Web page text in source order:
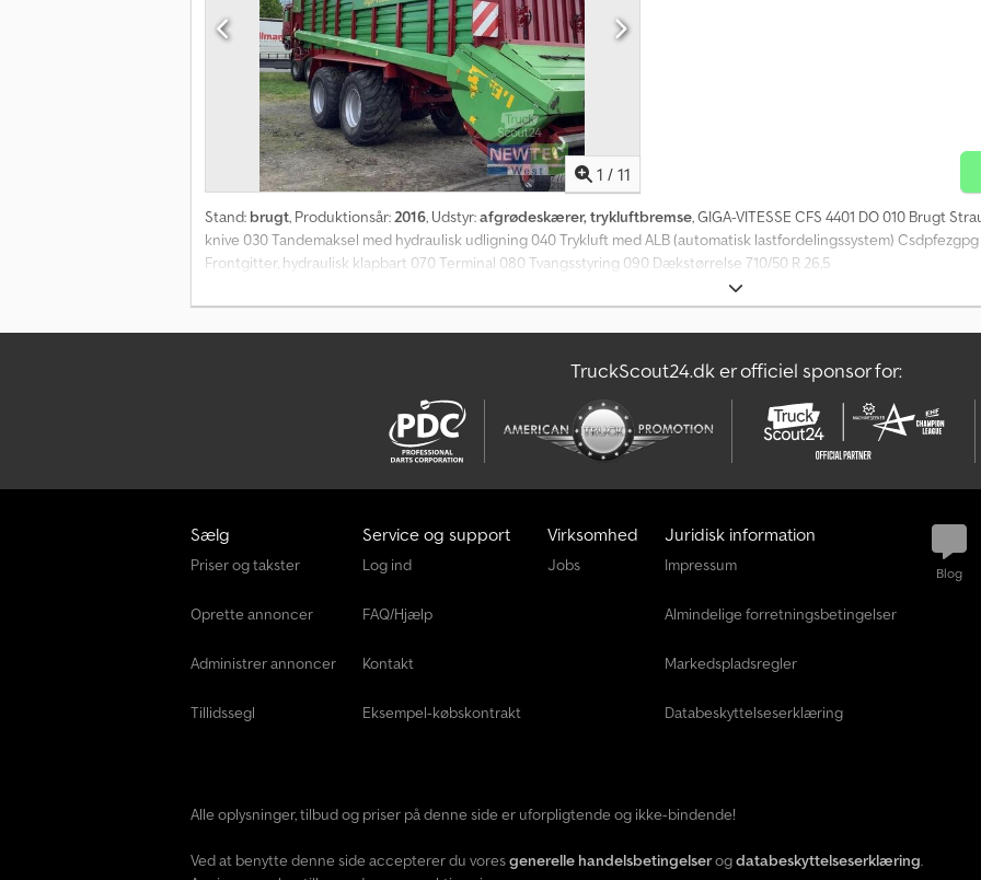
1 / 11
Stand: brugt, Produktionsår:2016, Udstyr:afgrødeskærer, trykluftbremse, GIGA-VITESSE CFS 4401 DO 010 Brugt
knive 030 Tandemaksel med hydraulisk udligning 040 Trykluft med ALB (automatisk lastfordelingssystem)
Frontgitter, hydraulisk klapbart 070 Terminal 080 Tvangsstyring 090 Dækstørrelse 710/50 R 26,5
TruckScout24.dk er officiel sponsor for:
Sælg
Priser og takster
Oprette annoncer
Administrer annoncer
Tillidssegl
Service og support
Log ind
FAQ/Hjælp
Kontakt
Eksempel-købskontrakt
Virksomhed
Jobs
Juridisk information
Impressum
Almindelige forretningsbetingelser
Markedspladsregler
Databeskyttelseserklæring
Blog
Alle oplysninger, tilbud og priser på denne side er uforpligtende og ikke-bindende!
Ved at benytte denne side accepterer du voresgenerelle handelsbetingelserogdatabeskyttelseserklæring.